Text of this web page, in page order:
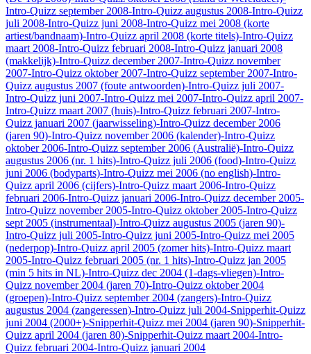
Intro-Quizz september 2008-Intro-Quizz augustus 2008-Intro-Quizz
juli 2008-Intro-Quizz juni 2008-Intro-Quizz mei 2008 (korte
artiest/bandnaam)-Intro-Quizz april 2008 (korte titels)-Intro-Quizz
maart 2008-Intro-Quizz februari 2008-Intro-Quizz januari 2008
(makkelijk)-Intro-Quizz december 2007-Intro-Quizz november
2007-Intro-Quizz oktober 2007-Intro-Quizz september 2007-Intro-
Quizz augustus 2007 (foute antwoorden)-Intro-Quizz juli 2007-
Intro-Quizz juni 2007-Intro-Quizz mei 2007-Intro-Quizz april 2007-
Intro-Quizz maart 2007 (huis)-Intro-Quizz februari 2007-Intro-
Quizz januari 2007 (jaarwisseling)-Intro-Quizz december 2006
(jaren 90)-Intro-Quizz november 2006 (kalender)-Intro-Quizz
oktober 2006-Intro-Quizz september 2006 (Australië)-Intro-Quizz
augustus 2006 (nr. 1 hits)-Intro-Quizz juli 2006 (food)-Intro-Quizz
juni 2006 (bodyparts)-Intro-Quizz mei 2006 (no english)-Intro-
Quizz april 2006 (cijfers)-Intro-Quizz maart 2006-Intro-Quizz
februari 2006-Intro-Quizz januari 2006-Intro-Quizz december 2005-
Intro-Quizz november 2005-Intro-Quizz oktober 2005-Intro-Quizz
sept 2005 (instrumentaal)-Intro-Quizz augustus 2005 (jaren 90)-
Intro-Quizz juli 2005-Intro-Quizz juni 2005-Intro-Quizz mei 2005
(nederpop)-Intro-Quizz april 2005 (zomer hits)-Intro-Quizz maart
2005-Intro-Quizz februari 2005 (nr. 1 hits)-Intro-Quizz jan 2005
(min 5 hits in NL)-Intro-Quizz dec 2004 (1-dags-vliegen)-Intro-
Quizz november 2004 (jaren 70)-Intro-Quizz oktober 2004
(groepen)-Intro-Quizz september 2004 (zangers)-Intro-Quizz
augustus 2004 (zangeressen)-Intro-Quizz juli 2004-Snipperhit-Quizz
juni 2004 (2000+)-Snipperhit-Quizz mei 2004 (jaren 90)-Snipperhit-
Quizz april 2004 (jaren 80)-Snipperhit-Quizz maart 2004-Intro-
Quizz februari 2004-Intro-Quizz januari 2004